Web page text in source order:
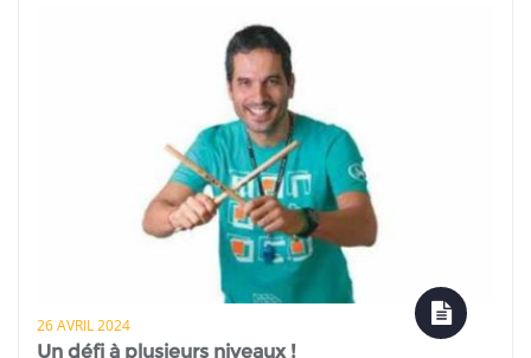
26 AVRIL 2024
Un défi à plusieurs niveaux !